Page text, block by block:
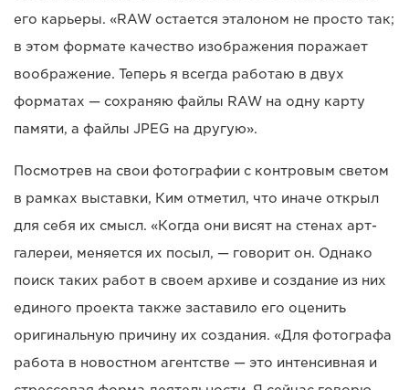
его карьеры. «RAW остается эталоном не просто так;
в этом формате качество изображения поражает
воображение. Теперь я всегда работаю в двух
форматах — сохраняю файлы RAW на одну карту
памяти, а файлы JPEG на другую».
Посмотрев на свои фотографии с контровым светом
в рамках выставки, Ким отметил, что иначе открыл
для себя их смысл. «Когда они висят на стенах арт-
галереи, меняется их посыл, — говорит он. Однако
поиск таких работ в своем архиве и создание из них
единого проекта также заставило его оценить
оригинальную причину их создания. «Для фотографа
работа в новостном агентстве — это интенсивная и